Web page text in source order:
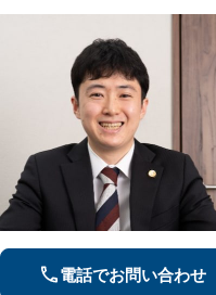
電話でお問い合わせ